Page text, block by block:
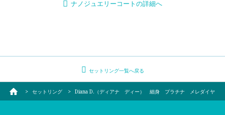
ナノジュエリーコートの詳細へ
セットリング一覧へ戻る
セットリング Diana D.（ディアナ ディー） 細身 プラチナ メレダイヤ